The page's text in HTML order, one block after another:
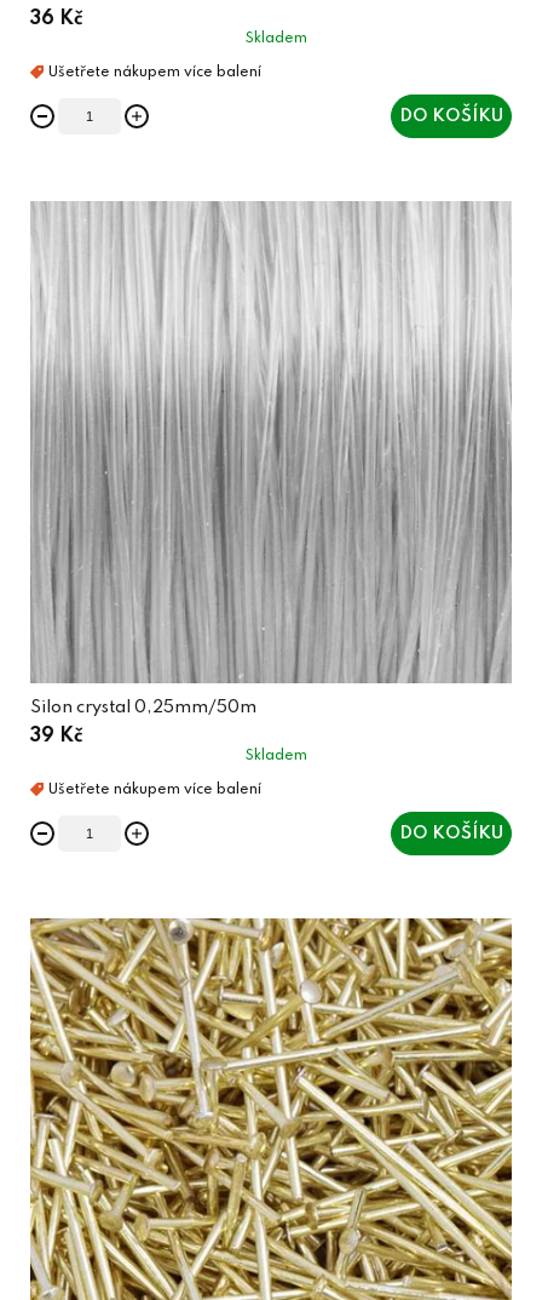
36 Kč
Skladem
DO KOŠÍKU
Silon crystal 0,25mm/50m
39 Kč
Skladem
DO KOŠÍKU